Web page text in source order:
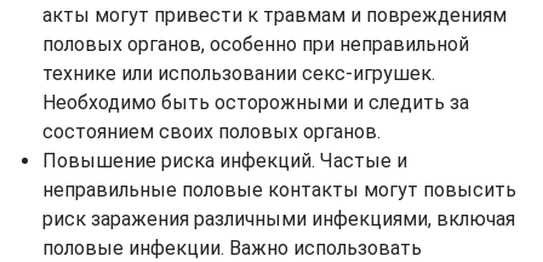
акты могут привести к травмам и повреждениям
половых органов, особенно при неправильной
технике или использовании секс-игрушек.
Необходимо быть осторожными и следить за
состоянием своих половых органов.
Повышение риска инфекций. Частые и
неправильные половые контакты могут повысить
риск заражения различными инфекциями, включая
половые инфекции. Важно использовать